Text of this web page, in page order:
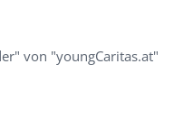
von "youngCaritas.at"